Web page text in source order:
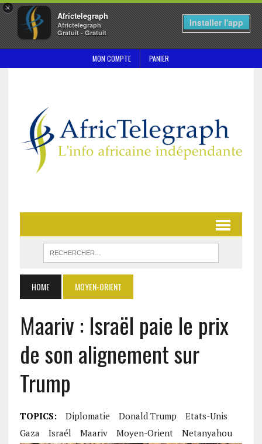
×
Africtelegraph
Africtelegraph
Gratuit - Gratuit
Installer l'app
MON COMPTE PANIER
HOME MOYEN-ORIENT
Maariv : Israël paie le prix
de son alignement sur
Trump
TOPICS: Diplomatie Donald Trump
Etats-Unis
Gaza
Israél Maariv Moyen-Orient Netanyahou